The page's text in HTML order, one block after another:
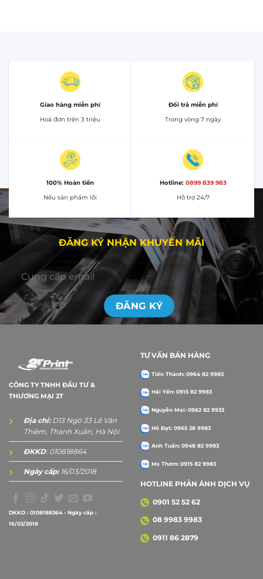
Giao hàng miễn phí
Hoá đơn trên 3 triệu
Đổi trả miễn phí
Trong vòng 7 ngày
100% Hoàn tiền
Nếu sản phẩm lỗi
Hotline: 0899 839 983
Hỗ trợ 24/7
ĐĂNG KÝ NHẬN KHUYẾN MÃI
CÔNG TY TNHH ĐẦU TƯ &
THƯƠNG MẠI 2T
Địa chỉ:D13 Ngõ 33 Lê Văn
Thiêm, Thanh Xuân, Hà Nội
ĐKKD: 010818864
Ngày cấp:16/03/2018
DKKD : 0108188364 - Ngày cấp :
16/03/2018
TƯ VẤN BÁN HÀNG
Tiến Thành: 0964 82 9983
Hải Yến: 0915 82 9983
Nguyễn Mai: 0962 82 9933
Hồ Đạt: 0965 28 9983
Anh Tuấn: 0948 82 9983
Ms Thơm: 0915 82 9983
HOTLINE PHẢN ÁNH DỊCH VỤ
0901 52 52 62
08 9983 9983
0911 86 2879